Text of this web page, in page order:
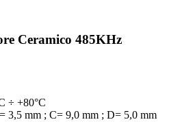
Ceramico 485KHz
÷ +80°C
3,5 mm ; C= 9,0 mm ; D= 5,0 mm